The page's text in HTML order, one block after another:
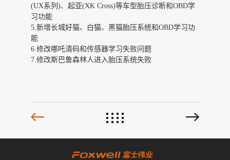
(UX系列)、起亚(XK Cross)等车型胎压诊断和OBD学
习功能
5.新增长城好猫、白猫、黑猫胎压系统和OBD学习功
能
6.修改哪吒清码和传感器学习失败问题
7.修改斯巴鲁森林人进入胎压系统失败